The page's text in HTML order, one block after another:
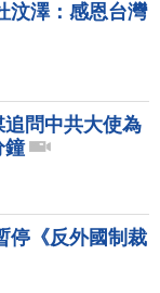
汶澤：感恩台灣
問中共大使為
鐘
停《反外國制裁